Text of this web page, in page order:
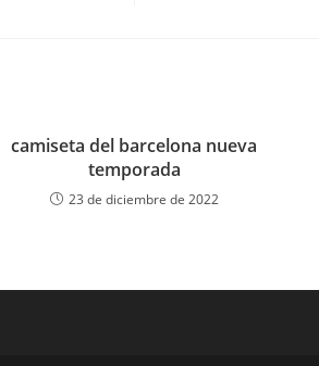
camiseta del barcelona nueva
temporada
23 de diciembre de 2022